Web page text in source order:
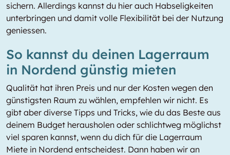
sichern. Allerdings kannst du hier auch Habseligkeiten
unterbringen und damit volle Flexibilität bei der Nutzung
geniessen.
So kannst du deinen Lagerraum
in Nordend günstig mieten
Qualität hat ihren Preis und nur der Kosten wegen den
günstigsten Raum zu wählen, empfehlen wir nicht. Es
gibt aber diverse Tipps und Tricks, wie du das Beste aus
deinem Budget herausholen oder schlichtweg möglichst
viel sparen kannst, wenn du dich für die Lagerraum
Miete in Nordend entscheidest. Dann haben wir an